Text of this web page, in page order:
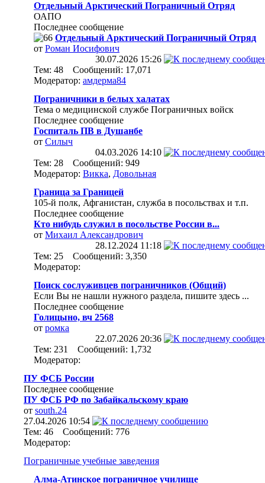
Отдельный Арктический Пограничный Отряд
ОАПО
Последнее сообщение
Отдельный Арктический Пограничный Отряд
от Роман Иосифович
30.07.2026 15:26
Тем: 48 Сообщений: 17,071
Модератор: амдерма84
Пограничники в белых халатах
Тема о медицинской службе Пограничных войск
Последнее сообщение
Госпиталь ПВ в Душанбе
от Силыч
04.03.2026 14:10
Тем: 28 Сообщений: 949
Модератор: Викка, Довольная
Граница за Границей
105-й полк, Афганистан, служба в посольствах и т.п.
Последнее сообщение
Кто нибудь служил в посольстве России в...
от Михаил Александрович
28.12.2024 11:18
Тем: 25 Сообщений: 3,350
Модератор:
Поиск сослуживцев пограничников (Общий)
Если Вы не нашли нужного раздела, пишите здесь ...
Последнее сообщение
Голицыно, вч 2568
от ромка
22.07.2026 20:36
Тем: 231 Сообщений: 1,732
Модератор:
ПУ ФСБ России
Последнее сообщение
ПУ ФСБ РФ по Забайкальскому краю
от south.24
27.04.2026 10:54
Тем: 46 Сообщений: 776
Модератор:
Пограничные учебные заведения
Алма-Атинское пограничное училище